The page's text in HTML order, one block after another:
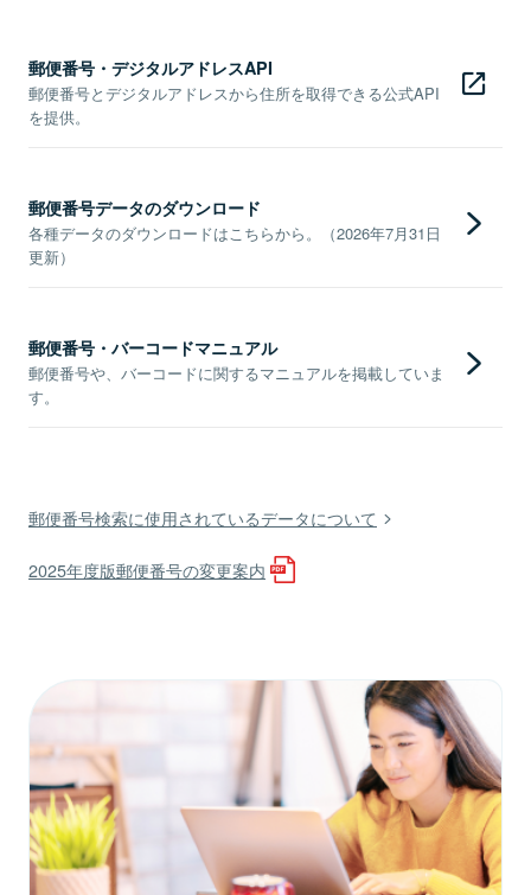
郵便番号・デジタルアドレスAPI
郵便番号とデジタルアドレスから住所を取得できる公式API
を提供。
郵便番号データのダウンロード
各種データのダウンロードはこちらから。（2026年7月31日
更新）
郵便番号・バーコードマニュアル
郵便番号や、バーコードに関するマニュアルを掲載していま
す。
郵便番号検索に使用されているデータについて
2025年度版郵便番号の変更案内